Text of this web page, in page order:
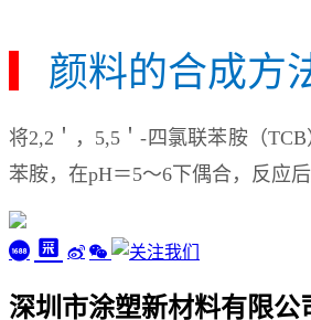
颜料的合成方
将2,2＇，5,5＇-四氯联苯胺（
苯胺，在pH＝5～6下偶合，反应
深圳市涂塑新材料有限公